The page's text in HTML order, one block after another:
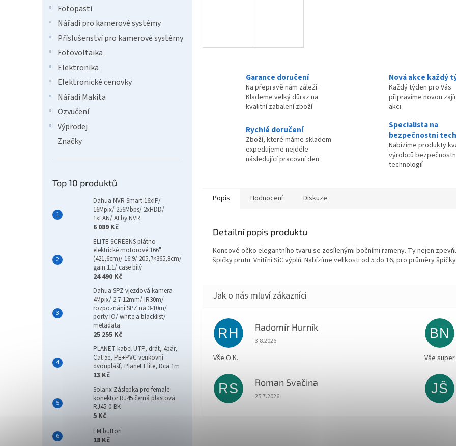
Fotopasti
Nářadí pro kamerové systémy
Příslušenství pro kamerové systémy
Fotovoltaika
Elektronika
Elektronické cenovky
Nářadí Makita
Ozvučení
Výprodej
Značky
Top 10 produktů
Dahua NVR Smart 16xIP/
16Mpix/ 256Mbps/ 2xHDD/
1xLAN/ AI by NVR
6 089 Kč
ELITE SCREENS plátno
elektrické motorové 166"
(421,6cm)/ 16:9/ 205,7×365,8cm/
gain 1.1/ case bílý
24 490 Kč
Dahua SPZ vjezdová kamera
4Mpix/ 2.7-12mm/ IR30m/
rozpoznání SPZ na 3-10m/
porty IO/ white a blacklist/
metadata
25 255 Kč
PLANET kabel UTP, drát, 4pár,
Cat 5e, PE+PVC venkovní
dvouplášť, Planet Elite, Dca 1m
13 Kč
Solarix Záslepka pro female
konektor RJ45 černá plastová
RJ45-0-BK
5 Kč
EM button
18 Kč
Garance doručení
Na přepravě nám záleží.
Klademe velký důraz na
kvalitní zabalení zboží
Nová akce každý
Každý týden pro Vás
připravíme novou
akci
Rychlé doručení
Zboží, které máme skladem
expedujeme nejdéle
následující pracovní den
Specialista na
bezpečnostní
Nabízíme produkty
výrobců
technologií
Popis Hodnocení Diskuze
Detailní popis produktu
Koncové očko elegantního tvaru se zesílenými bočními rameny. Ty nejen
špičky prutu. Vnitřní SiC výplň. Nabízíme velikosti od 5 do 16, pro průměry
RH Radomír Hurník
Hodnocení obchodu je 5 z 5 hvězdiček.
3.8.2026
Vše O.K.
BN
Vše
RS Roman Svačina
Hodnocení obchodu je 5 z 5 hvězdiček.
25.7.2026
JŠ